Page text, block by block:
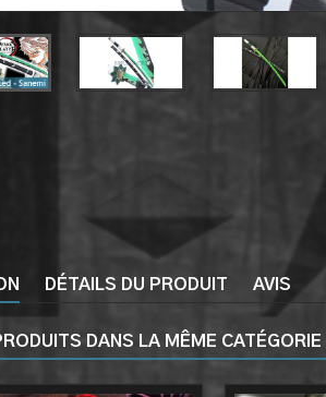
DÉTAILS DU PRODUIT AVIS
DANS LA MÊME CATÉGORIE